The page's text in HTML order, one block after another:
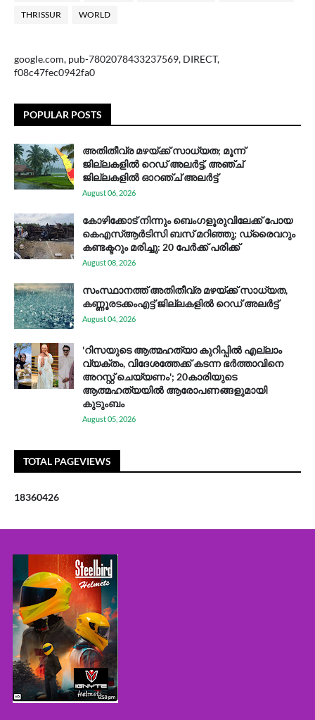
THRISSUR WORLD
google.com, pub-7802078433237569, DIRECT,
f08c47fec0942fa0
POPULAR POSTS
അതിതീവ്ര മഴയ്ക്ക് സാധ്യത; മൂന്ന്
ജില്ലകളിൽ റെഡ് അലർട്ട്, അഞ്ച്
ജില്ലകളിൽ ഓറഞ്ച് അലർട്ട്
August 06, 2026
കോഴിക്കോട് നിന്നും ബെംഗളൂരുവിലേക്ക് പോയ
കെഎസ്ആര്‍ടിസി ബസ് മറിഞ്ഞു; ഡ്രൈവറും
കണ്ടക്ടറും മരിച്ചു: 20 പേര്‍ക്ക് പരിക്ക്
August 08, 2026
സം​സ്ഥാ​ന​ത്ത് അ​തി​തീ​വ്ര മ​ഴ​യ്ക്ക് സാ​ധ്യ​ത,
കണ്ണൂരടക്കംഎ​ട്ട് ജി​ല്ല​ക​ളി​ൽ റെ​ഡ് അ​ലർ​ട്ട്
August 04, 2026
'റിസയുടെ ആത്മഹത്യാ കുറിപ്പിൽ എല്ലാം
വ്യക്തം, വിദേശത്തേക്ക് കടന്ന ഭർത്താവിനെ
അറസ്റ്റ് ചെയ്യണം'; 20കാരിയുടെ
ആത്മഹത്യയിൽ ആരോപണങ്ങളുമായി
കുടുംബം
August 05, 2026
TOTAL PAGEVIEWS
18360426